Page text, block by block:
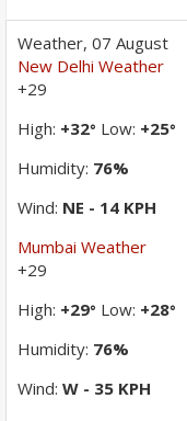
Weather, 07 August
New Delhi Weather
+29
High: +32° Low: +25°
Humidity: 76%
Wind: NE - 14 KPH
Mumbai Weather
+29
High: +29° Low: +28°
Humidity: 76%
Wind: W - 35 KPH